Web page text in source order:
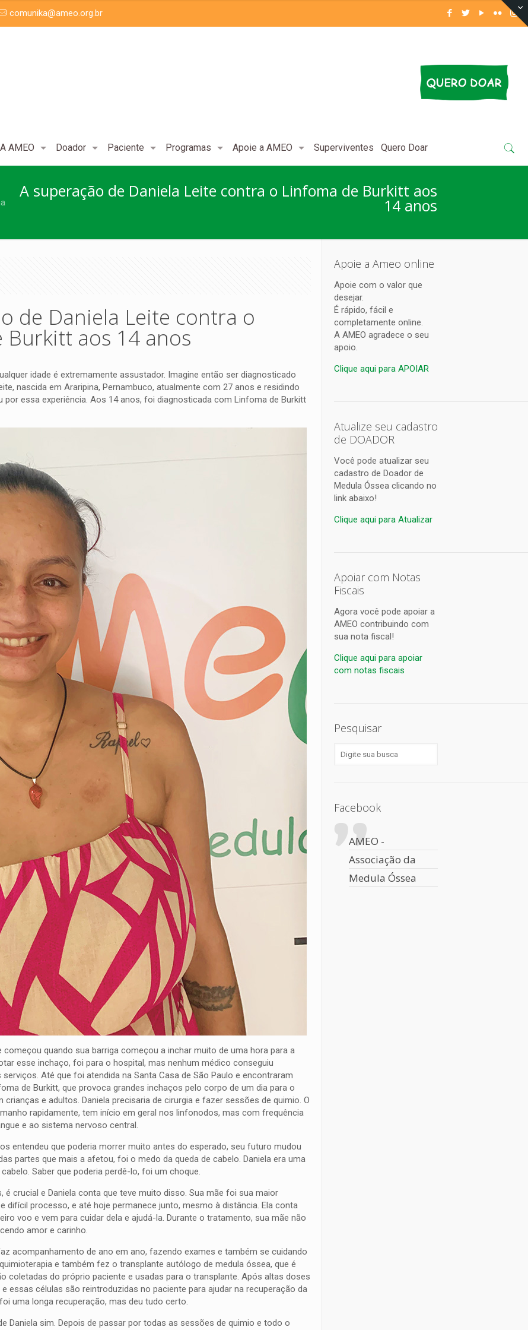
comunika@ameo.org.br
A AMEO Doador Paciente Programas Apoie a AMEO Superviventes Quero Doar
A superação de Daniela Leite contra o Linfoma de Burkitt aos
14 anos
de Daniela Leite contra o
Burkitt aos 14 anos
idade é extremamente assustador. Imagine então ser diagnosticado
nascida em Araripina, Pernambuco, atualmente com 27 anos e residindo
por essa experiência. Aos 14 anos, foi diagnosticada com Linfoma de Burkitt
quando sua barriga começou a inchar muito de uma hora para a
esse inchaço, foi para o hospital, mas nenhum médico conseguiu
Até que foi atendida na Santa Casa de São Paulo e encontraram
de Burkitt, que provoca grandes inchaços pelo corpo de um dia para o
e adultos. Daniela precisaria de cirurgia e fazer sessões de quimio. O
rapidamente, tem início em geral nos linfonodos, mas com frequência
e ao sistema nervoso central.
entendeu que poderia morrer muito antes do esperado, seu futuro mudou
partes que mais a afetou, foi o medo da queda de cabelo. Daniela era uma
Saber que poderia perdê-lo, foi um choque.
crucial e Daniela conta que teve muito disso. Sua mãe foi sua maior
difícil processo, e até hoje permanece junto, mesmo à distância. Ela conta
voo e vem para cuidar dela e ajudá-la. Durante o tratamento, sua mãe não
amor e carinho.
acompanhamento de ano em ano, fazendo exames e também se cuidando
e também fez o transplante autólogo de medula óssea, que é
coletadas do próprio paciente e usadas para o transplante. Após altas doses
essas células são reintroduzidas no paciente para ajudar na recuperação da
uma longa recuperação, mas deu tudo certo.
Daniela sim. Depois de passar por todas as sessões de quimio e todo o
Apoie a Ameo online
Apoie com o valor que
desejar.
É rápido, fácil e
completamente online.
A AMEO agradece o seu
apoio.
Clique aqui para APOIAR
Atualize seu cadastro
de DOADOR
Você pode atualizar seu
cadastro de Doador de
Medula Óssea clicando no
link abaixo!
Clique aqui para Atualizar
Apoiar com Notas
Fiscais
Agora você pode apoiar a
AMEO contribuindo com
sua nota fiscal!
Clique aqui para apoiar
com notas fiscais
Pesquisar
Facebook
AMEO -
Associação da
Medula Óssea